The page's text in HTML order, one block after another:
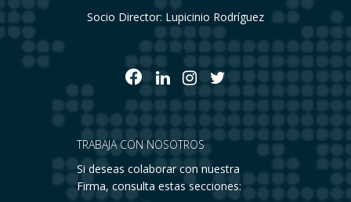
Socio Director: Lupicinio Rodríguez
TRABAJA CON NOSOTROS
Si deseas colaborar con nuestra
Firma, consulta estas secciones: